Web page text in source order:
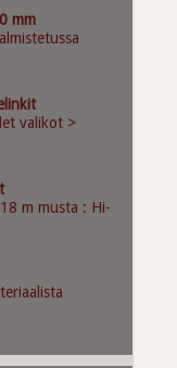
mm
valikot >
m musta : Hi-